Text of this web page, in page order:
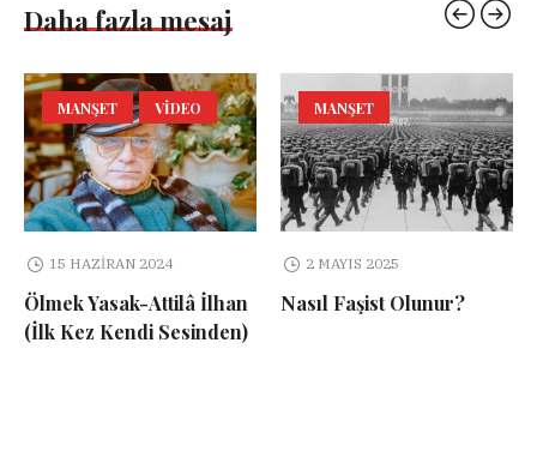
Daha fazla mesaj
MANŞET VIDEO
15 HAZIRAN 2024
Ölmek Yasak-Attilâ İlhan
(İlk Kez Kendi Sesinden)
MANŞET
2 MAYIS 2025
Nasıl Faşist Olunur?